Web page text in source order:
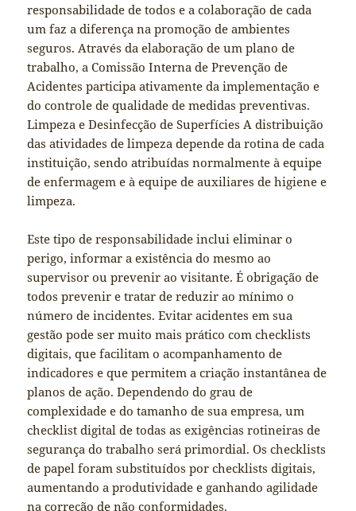
responsabilidade de todos e a colaboração de cada
um faz a diferença na promoção de ambientes
seguros. Através da elaboração de um plano de
trabalho, a Comissão Interna de Prevenção de
Acidentes participa ativamente da implementação e
do controle de qualidade de medidas preventivas.
Limpeza e Desinfecção de Superfícies A distribuição
das atividades de limpeza depende da rotina de cada
instituição, sendo atribuídas normalmente à equipe
de enfermagem e à equipe de auxiliares de higiene e
limpeza.
Este tipo de responsabilidade inclui eliminar o
perigo, informar a existência do mesmo ao
supervisor ou prevenir ao visitante. É obrigação de
todos prevenir e tratar de reduzir ao mínimo o
número de incidentes. Evitar acidentes em sua
gestão pode ser muito mais prático com checklists
digitais, que facilitam o acompanhamento de
indicadores e que permitem a criação instantânea de
planos de ação. Dependendo do grau de
complexidade e do tamanho de sua empresa, um
checklist digital de todas as exigências rotineiras de
segurança do trabalho será primordial. Os checklists
de papel foram substituídos por checklists digitais,
aumentando a produtividade e ganhando agilidade
na correção de não conformidades.